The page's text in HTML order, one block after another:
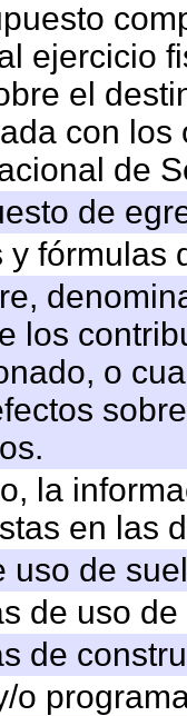
ejercicio
el
con
de
de
y fórmulas
los
o
la
en las
uso de
de uso
de
o